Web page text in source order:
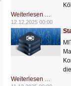
Weiterlesen …
für
KI-
an
der
12.12.2025 00:00
Weiterlesen …
Chip